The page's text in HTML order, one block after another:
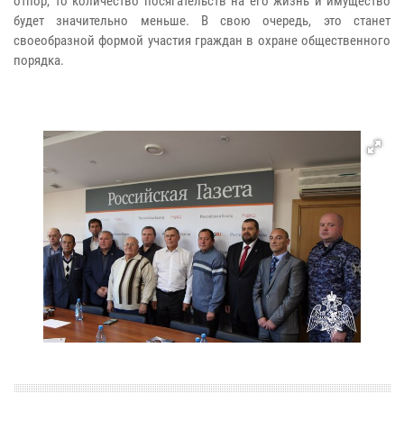
будет значительно меньше. В свою очередь, это станет
своеобразной формой участия граждан в охране общественного
порядка.